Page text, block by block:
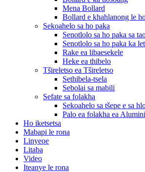
Mena Bollard
Bollard e khahlanong le
Sekoahelo sa ho paka
Senotlolo sa ho paka sa
Senotlolo sa ho paka ka
Rake ea libaesekele
Heke ea thibelo
Tšireletso ea Tšireletso
Sethibela-tsela
Sebolai sa mabili
Sefate sa folakha
Sekoahelo sa tšepe e sa
Palo ea folakha ea
Ho iketsetsa
Mabapi le rona
Linyeoe
Litaba
Video
Iteanye le rona